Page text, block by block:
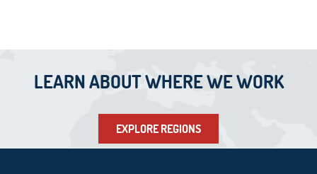
LEARN ABOUT WHERE WE WORK
EXPLORE REGIONS